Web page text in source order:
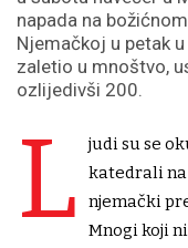
napada na
Njemačkoj u petak
zaletio u mnoštvo,
ozlijedivši 200.
L
judi su se
katedrali na
njemački
Mnogi koji